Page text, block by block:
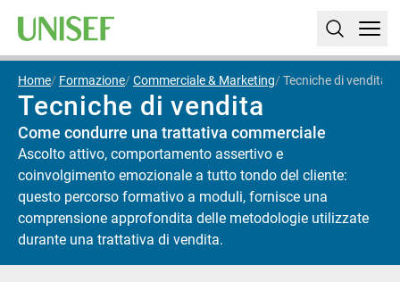
Home Formazione Commerciale & Marketing Tecniche di vendita
Tecniche di vendita
Come condurre una trattativa commerciale
Ascolto attivo, comportamento assertivo e
coinvolgimento emozionale a tutto tondo del cliente:
questo percorso formativo a moduli, fornisce una
comprensione approfondita delle metodologie utilizzate
durante una trattativa di vendita.